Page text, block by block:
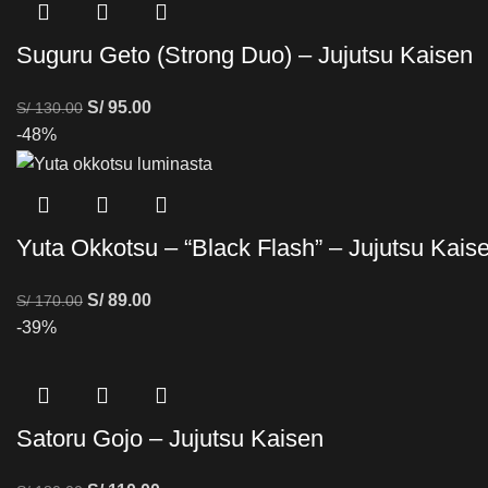
Suguru Geto (Strong Duo) – Jujutsu Kaisen
S/130.00 S/95.00
-48%
Yuta Okkotsu – “Black Flash” – Jujutsu
S/170.00 S/89.00
-39%
Satoru Gojo – Jujutsu Kaisen